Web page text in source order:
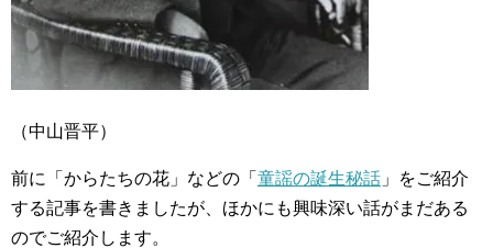
（中山晋平）
前に「からたちの花」などの「 童謡の誕生秘話 」をご紹介
する記事を書きましたが、ほかにも興味深い話がまだある
のでご紹介します。